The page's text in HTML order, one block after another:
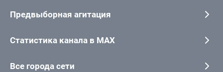
Предвыборная агитация
Статистика канала в MAX
Все города сети